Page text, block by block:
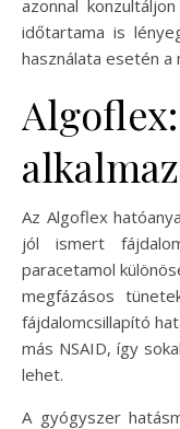
azonnal
időtartama is
használata esetén a
Az Algoflex
jól ismert
paracetamol
megfázásos
fájdalomcsillapító
más NSAID, így
lehet.
A gyógyszer